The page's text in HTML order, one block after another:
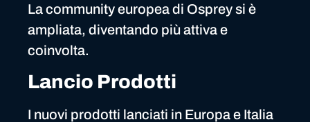
La community europea di Osprey si è
ampliata, diventando più attiva e
coinvolta.
Lancio Prodotti
I nuovi prodotti lanciati in Europa e Italia